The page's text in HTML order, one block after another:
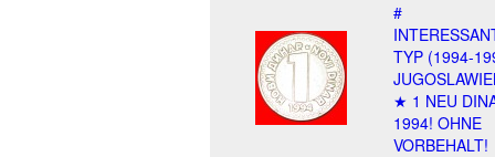
#
TYP (1994-
★ 1 NEU
1994! OHNE
VORBEHALT!